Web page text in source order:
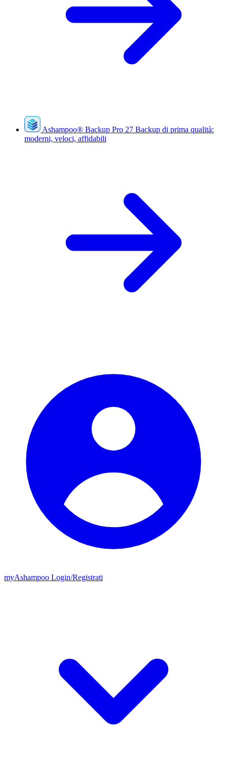
Ashampoo® Backup Pro 27 Backup di prima qualità:
moderni, veloci, affidabili
myAshampoo Login/Registrati